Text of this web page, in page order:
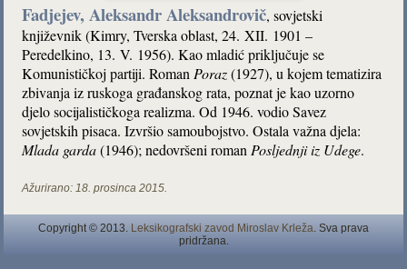
Fadjejev, Aleksandr Aleksandrovič, sovjetski
književnik (Kimry, Tverska oblast, 24. XII. 1901 –
Peredelkino, 13. V. 1956). Kao mladić priključuje se
Komunističkoj partiji. Roman Poraz(1927), u kojem tematizira
zbivanja iz ruskoga građanskog rata, poznat je kao uzorno
djelo socijalističkoga realizma. Od 1946. vodio Savez
sovjetskih pisaca. Izvršio samoubojstvo. Ostala važna djela:
Mlada garda(1946); nedovršeni roman Posljednji iz Udege.
Ažurirano: 18. prosinca 2015.
Copyright © 2013. Leksikografski zavod Miroslav Krleža . Sva prava
pridržana.